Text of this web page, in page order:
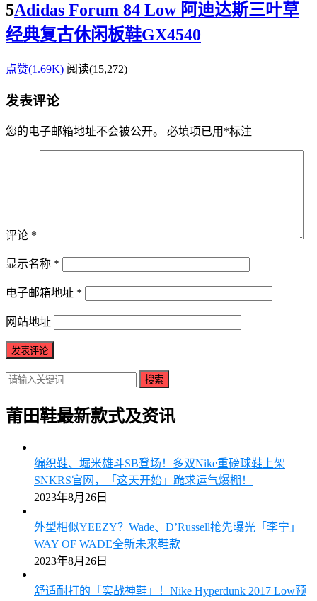
5Adidas Forum 84 Low 阿迪达斯三叶草
经典复古休闲板鞋GX4540
点赞(1.69K) 阅读(15,272)
发表评论
您的电子邮箱地址不会被公开。 必填项已用 *标注
评论 *
显示名称 *
电子邮箱地址 *
网站地址
搜索
莆田鞋最新款式及资讯
编织鞋、堀米雄斗SB登场！多双Nike重磅球鞋上架
SNKRS官网，「这天开始」跪求运气爆棚！
2023年8月26日
外型相似YEEZY？Wade、D’Russell抢先曝光「李宁」
WAY OF WADE全新未来鞋款
2023年8月26日
舒适耐打的「实战神鞋」！Nike Hyperdunk 2017 Low预